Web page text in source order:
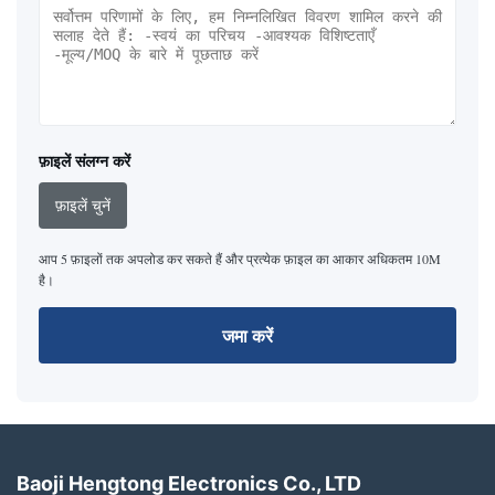
फ़ाइलें संलग्न करें
फ़ाइलें चुनें
आप 5 फ़ाइलों तक अपलोड कर सकते हैं और प्रत्येक फ़ाइल का आकार अधिकतम 10M
है।
जमा करें
Baoji Hengtong Electronics Co., LTD